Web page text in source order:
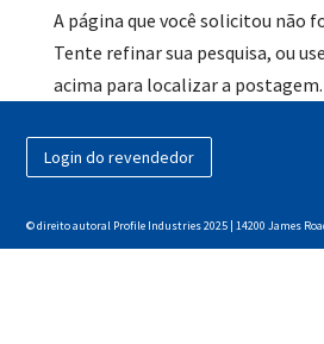
A página que você solicitou não
Tente refinar sua pesquisa, ou
acima para localizar a postagem.
Login do revendedor
© direito autoral Profile Industries 2025 | 14200 James